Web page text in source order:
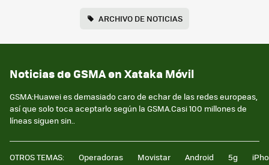
ARCHIVO DE NOTICIAS
Noticias de GSMA en Xataka Móvil
GSMA:Huawei es demasiado caro de echar de las redes europeas,
así que solo toca aceptarlo según la GSMA.Casi 100 millones de
líneas siguen sin..
OTROS TEMAS: Operadoras Movistar Android 5g